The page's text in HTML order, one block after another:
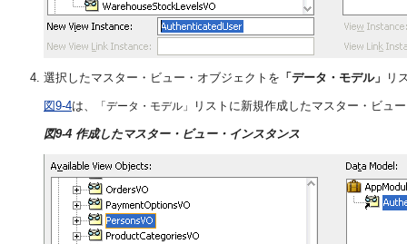
選択したマスター・ビュー・オブジェクトを 「データ・モデル」 リ
図9-4は、 「データ・モデル」 リストに新規作成したマスター・ビュ
図9-4 作成したマスター・ビュー・インスタンス